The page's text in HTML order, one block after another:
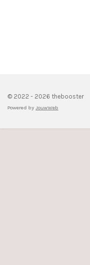
© 2022 - 2026 thebooster
Powered by JouwWeb